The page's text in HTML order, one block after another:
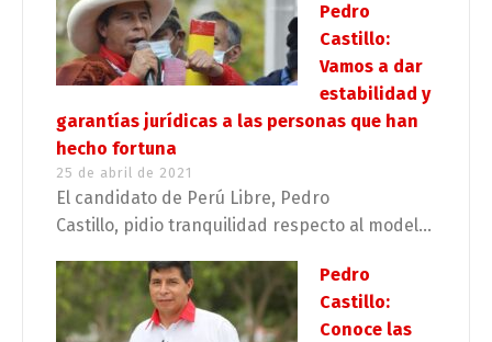
Pedro
Castillo:
Vamos a dar
estabilidad y
garantías jurídicas a las personas que han
hecho fortuna
25 de abril de 2021
El candidato de Perú Libre, Pedro
Castillo, pidio tranquilidad respecto al model...
Pedro
Castillo:
Conoce las